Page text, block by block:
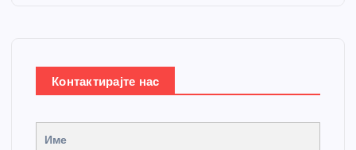
Контактирајте нас
Име